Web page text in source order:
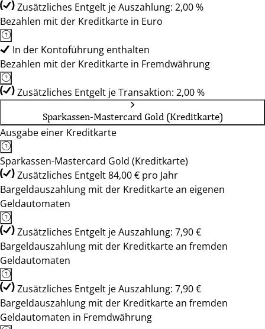
Zusätzliches Entgelt je Auszahlung: 2,00 %
Bezahlen mit der Kreditkarte in Euro
In der Kontoführung enthalten
Bezahlen mit der Kreditkarte in Fremdwährung
Zusätzliches Entgelt je Transaktion: 2,00 %
Sparkassen-Mastercard Gold (Kreditkarte)
Ausgabe einer Kreditkarte
Sparkassen-Mastercard Gold (Kreditkarte)
Zusätzliches Entgelt 84,00 € pro Jahr
Bargeldauszahlung mit der Kreditkarte an eigenen
Geldautomaten
Zusätzliches Entgelt je Auszahlung: 7,90 €
Bargeldauszahlung mit der Kreditkarte an fremden
Geldautomaten
Zusätzliches Entgelt je Auszahlung: 7,90 €
Bargeldauszahlung mit der Kreditkarte an fremden
Geldautomaten in Fremdwährung